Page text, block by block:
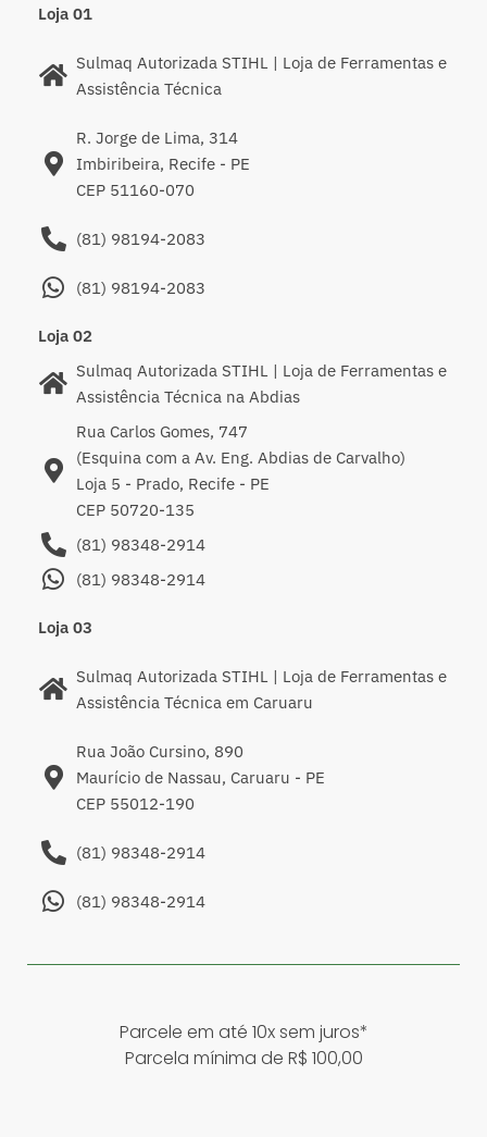
Loja 01
Sulmaq Autorizada STIHL | Loja de Ferramentas e
Assistência Técnica
R. Jorge de Lima, 314
Imbiribeira, Recife - PE
CEP 51160-070
(81) 98194-2083
(81) 98194-2083
Loja 02
Sulmaq Autorizada STIHL | Loja de Ferramentas e
Assistência Técnica na Abdias
Rua Carlos Gomes, 747
(Esquina com a Av. Eng. Abdias de Carvalho)
Loja 5 - Prado, Recife - PE
CEP 50720-135
(81) 98348-2914
(81) 98348-2914
Loja 03
Sulmaq Autorizada STIHL | Loja de Ferramentas e
Assistência Técnica em Caruaru
Rua João Cursino, 890
Maurício de Nassau, Caruaru - PE
CEP 55012-190
(81) 98348-2914
(81) 98348-2914
Parcele em até 10x sem juros*
Parcela mínima de R$ 100,00